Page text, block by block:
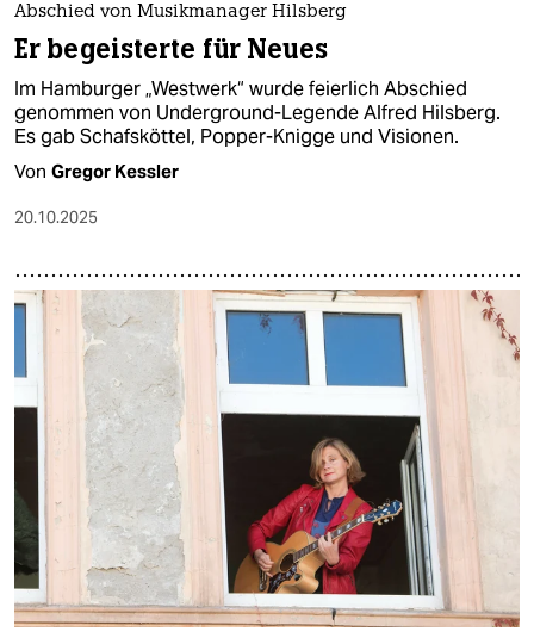
Abschied von Musikmanager Hilsberg
Er begeisterte für Neues
Im Hamburger „Westwerk“ wurde feierlich Abschied
genommen von Underground-Legende Alfred Hilsberg.
Es gab Schafsköttel, Popper-Knigge und Visionen.
Von Gregor Kessler
20.10.2025